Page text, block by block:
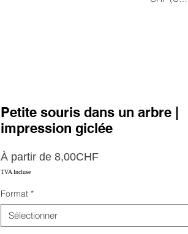
Petite souris dans un arbre |
impression giclée
À partir de 8,00CHFPrix
TVA Incluse
Format *
Sélectionner